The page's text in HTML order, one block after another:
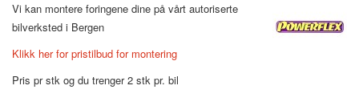
Vi kan montere foringene dine på vårt autoriserte
bilverksted i Bergen
Klikk her for pristilbud for montering
Pris pr stk og du trenger 2 stk pr. bil